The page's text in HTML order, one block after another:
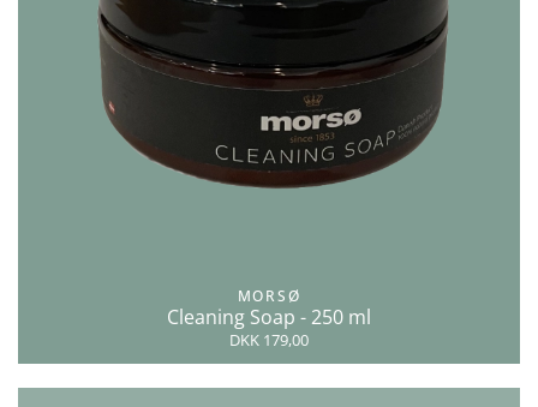
MORSØ
Cleaning Soap - 250 ml
DKK 179,00